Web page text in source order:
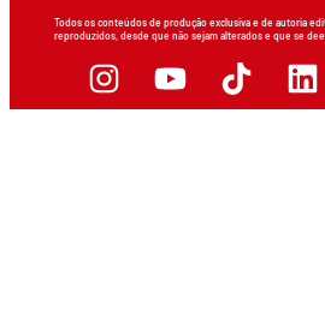
Todos os conteúdos de produção exclusiva e de autoria
reproduzidos, desde que não sejam alterados e que se